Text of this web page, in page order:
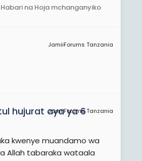
Habari na Hoja mchanganyiko
JamiiForums Tanzania
JamiiForums Tanzania
hujurat aya ya 6
kwenye muandamo wa
Allah tabaraka wataala